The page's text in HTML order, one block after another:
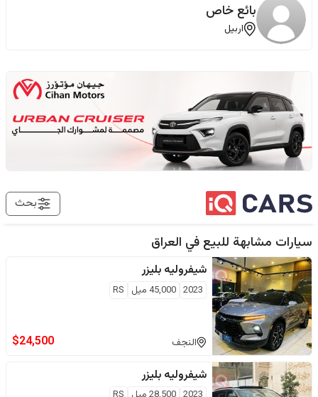
بائع خاص
اربيل
بحث
سيارات مشابهة للبيع في العراق
شيفروليه بليزر
2023
45,000 ميل RS
النجف $24,500
شيفروليه بليزر